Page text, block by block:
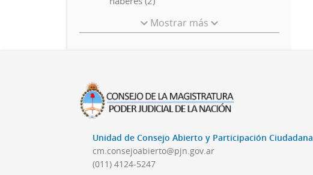
Mostrar más
Unidad de Consejo Abierto y Participación Ciudadana
cm.consejoabierto@pjn.gov.ar
(011) 4124-5247